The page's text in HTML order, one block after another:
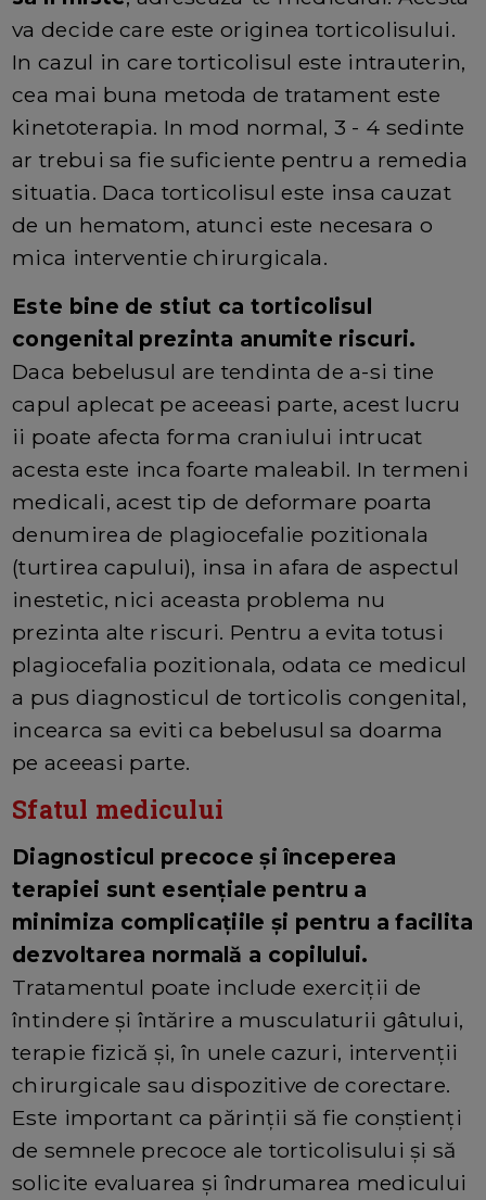
va decide care este originea torticolisului.
In cazul in care torticolisul este intrauterin,
cea mai buna metoda de tratament este
kinetoterapia. In mod normal, 3 - 4 sedinte
ar trebui sa fie suficiente pentru a remedia
situatia. Daca torticolisul este insa cauzat
de un hematom, atunci este necesara o
mica interventie chirurgicala.
Este bine de stiut ca torticolisul
congenital prezinta anumite riscuri.
Daca bebelusul are tendinta de a-si tine
capul aplecat pe aceeasi parte, acest lucru
ii poate afecta forma craniului intrucat
acesta este inca foarte maleabil. In termeni
medicali, acest tip de deformare poarta
denumirea de plagiocefalie pozitionala
(turtirea capului), insa in afara de aspectul
inestetic, nici aceasta problema nu
prezinta alte riscuri. Pentru a evita totusi
plagiocefalia pozitionala, odata ce medicul
a pus diagnosticul de torticolis congenital,
incearca sa eviti ca bebelusul sa doarma
pe aceeasi parte.
Sfatul medicului
Diagnosticul precoce și începerea
terapiei sunt esențiale pentru a
minimiza complicațiile și pentru a facilita
dezvoltarea normală a copilului.
Tratamentul poate include exerciții de
întindere și întărire a musculaturii gâtului,
terapie fizică și, în unele cazuri, intervenții
chirurgicale sau dispozitive de corectare.
Este important ca părinții să fie conștienți
de semnele precoce ale torticolisului și să
solicite evaluarea și îndrumarea medicului